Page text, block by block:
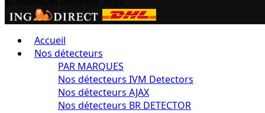
Accueil
Nos détecteurs
PAR MARQUES
Nos détecteurs IVM Detectors
Nos détecteurs AJAX
Nos détecteurs BR DETECTOR